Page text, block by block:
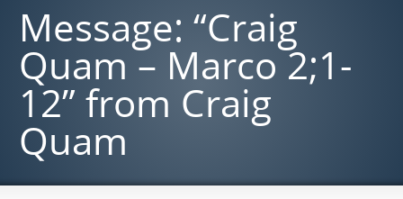
Message: “Craig
Quam – Marco 2;1-
12” from Craig
Quam